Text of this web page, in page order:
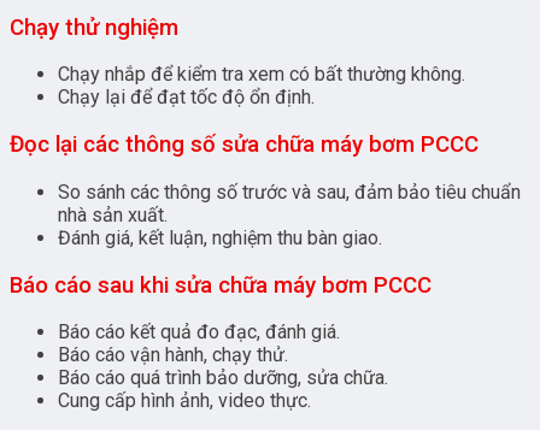
Chạy thử nghiệm
Chạy nhắp để kiểm tra xem có bất thường không.
Chạy lại để đạt tốc độ ổn định.
Đọc lại các thông số sửa chữa máy bơm PCCC
So sánh các thông số trước và sau, đảm bảo tiêu chuẩn
nhà sản xuất.
Đánh giá, kết luận, nghiệm thu bàn giao.
Báo cáo sau khi sửa chữa máy bơm PCCC
Báo cáo kết quả đo đạc, đánh giá.
Báo cáo vận hành, chạy thử.
Báo cáo quá trình bảo dưỡng, sửa chữa.
Cung cấp hình ảnh, video thực.